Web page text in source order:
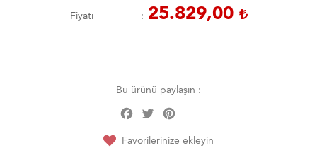
Fiyatı 25.829,00
Bu ürünü paylaşın :
Facebook
Twitter
Favorilerinize ekleyin